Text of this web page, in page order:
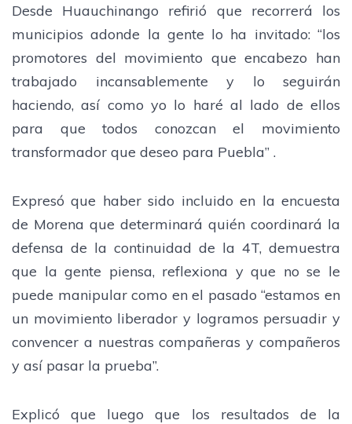
Desde Huauchinango refirió que recorrerá los
municipios adonde la gente lo ha invitado: “los
promotores del movimiento que encabezo han
trabajado incansablemente y lo seguirán
haciendo, así como yo lo haré al lado de ellos
para que todos conozcan el movimiento
transformador que deseo para Puebla” .
Expresó que haber sido incluido en la encuesta
de Morena que determinará quién coordinará la
defensa de la continuidad de la 4T, demuestra
que la gente piensa, reflexiona y que no se le
puede manipular como en el pasado “estamos en
un movimiento liberador y logramos persuadir y
convencer a nuestras compañeras y compañeros
y así pasar la prueba”.
Explicó que luego que los resultados de la